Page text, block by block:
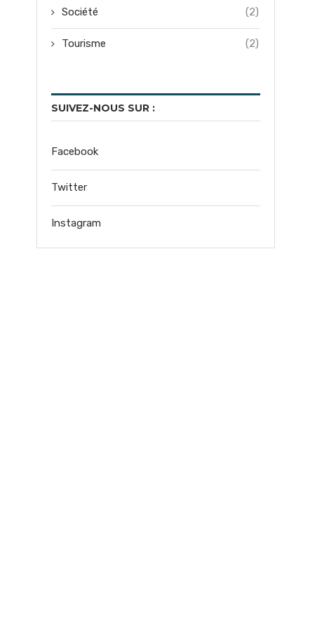
Société (2)
Tourisme (2)
SUIVEZ-NOUS SUR :
Facebook
Twitter
Instagram